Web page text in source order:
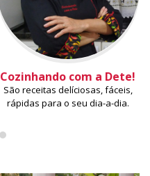
Cozinhando com a Dete!
São receitas delíciosas, fáceis,
rápidas para o seu dia-a-dia.